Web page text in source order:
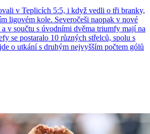
v Teplicích 5:5, i když vedli o tři branky,
ligovém kole. Severočeši naopak v nové
a v součtu s úvodními dvěma triumfy mají na
se postaralo 10 různých střelců, spolu s
o utkání s druhým nejvyšším počtem gólů